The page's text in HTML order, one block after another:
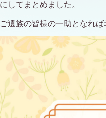
にしてまとめました。
ご遺族の皆様の一助となれ